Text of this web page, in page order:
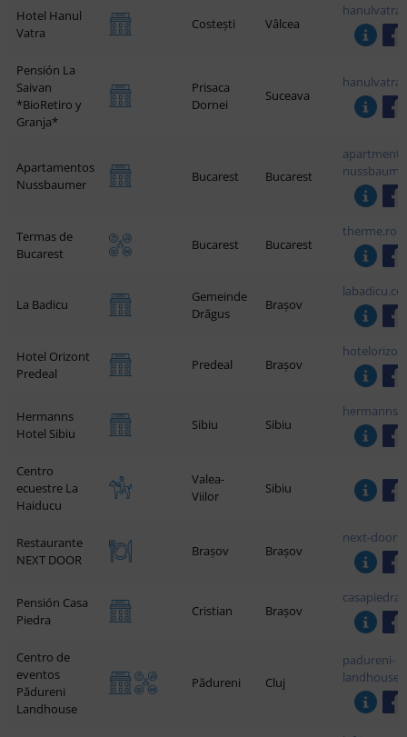
Hotel Hanul
Vatra
Costești Vâlcea
Pensión La
Saivan
*BioRetiro y
Granja*
Prisaca
Dornei
Suceava
Apartamentos
Nussbaumer
Bucarest Bucarest
Termas de
Bucarest
Bucarest Bucarest
therme.ro
La Badicu
Gemeinde
Drăgus
Brașov
Hotel Orizont
Predeal
Predeal Brașov
Hermanns
Hotel Sibiu
Sibiu Sibiu
Centro
ecuestre La
Haiducu
Valea-
Viilor
Sibiu
Restaurante
NEXT DOOR
Brașov Brașov
next-
Pensión Casa
Piedra
Cristian Brașov
Centro de
eventos
Pădureni
Landhouse
Pădureni Cluj
padureni-